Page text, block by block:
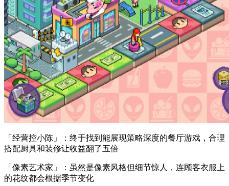
「经营控小陈」：终于找到能展现策略深度的餐厅游戏，合理
搭配厨具和装修让收益翻了五倍
「像素艺术家」：虽然是像素风格但细节惊人，连顾客衣服上
的花纹都会根据季节变化